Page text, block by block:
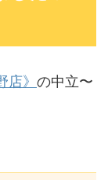
》 の中立〜